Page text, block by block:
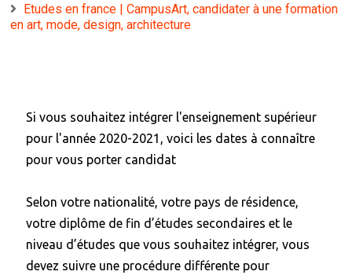
Etudes en france | CampusArt, candidater à une formation
en art, mode, design, architecture
Si vous souhaitez intégrer l'enseignement supérieur
pour l'année 2020-2021, voici les dates à connaître
pour vous porter candidat
Selon votre nationalité, votre pays de résidence,
votre diplôme de fin d’études secondaires et le
niveau d’études que vous souhaitez intégrer, vous
devez suivre une procédure différente pour